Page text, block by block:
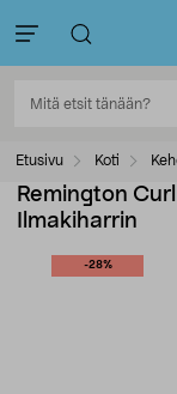
Etusivu Koti
Remington
Ilmakiharrin
-28%